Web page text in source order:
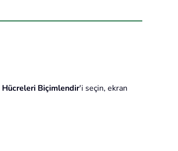
Hücreleri Biçimlendir'i seçin, ekran